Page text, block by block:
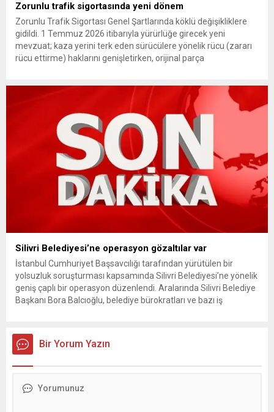
Zorunlu trafik sigortasında yeni dönem
Zorunlu Trafik Sigortası Genel Şartlarında köklü değişikliklere
gidildi. 1 Temmuz 2026 itibarıyla yürürlüğe girecek yeni
mevzuat; kaza yerini terk eden sürücülere yönelik rücu (zararı
rücu ettirme) haklarını genişletirken, orijinal parça
getiriyor. Hazine Müsteşarlığına bağlı ilgili kurumlarca...
Silivri Belediyesi’ne operasyon gözaltılar var
İstanbul Cumhuriyet Başsavcılığı tarafından yürütülen bir
yolsuzluk soruşturması kapsamında Silivri Belediyesi’ne yönelik
geniş çaplı bir operasyon düzenlendi. Aralarında Silivri Belediye
Başkanı Bora Balcıoğlu, belediye bürokratları ve bazı iş
inceleme ve arama çalışmaları devam ediyor. İstanbul’da...
Bir Yorum Yazın